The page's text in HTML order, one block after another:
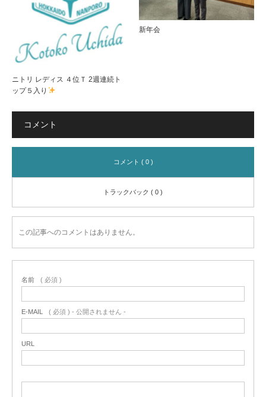
ニトリ レディス ４位Ｔ 2週連続ト
ップ５入り
新年会
コメント
コメント ( 0 )
トラックバック ( 0 )
この記事へのコメントはありません。
名前 ( 必須 )
E-MAIL ( 必須 ) - 公開されません -
URL